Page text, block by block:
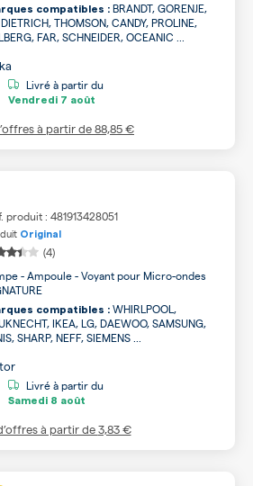
compatibles : BRANDT, GORENJE,
THOMSON, CANDY, PROLINE,
FAR, SCHNEIDER, OCEANIC ...
Livré à partir du
Vendredi 7 août
à partir de88,85 €
produit : 481913428051
Original
(4)
- Ampoule - Voyant pour Micro-ondes
compatibles : WHIRLPOOL,
IKEA, LG, DAEWOO, SAMSUNG,
SHARP, NEFF, SIEMENS ...
Livré à partir du
Samedi 8 août
à partir de3,83 €